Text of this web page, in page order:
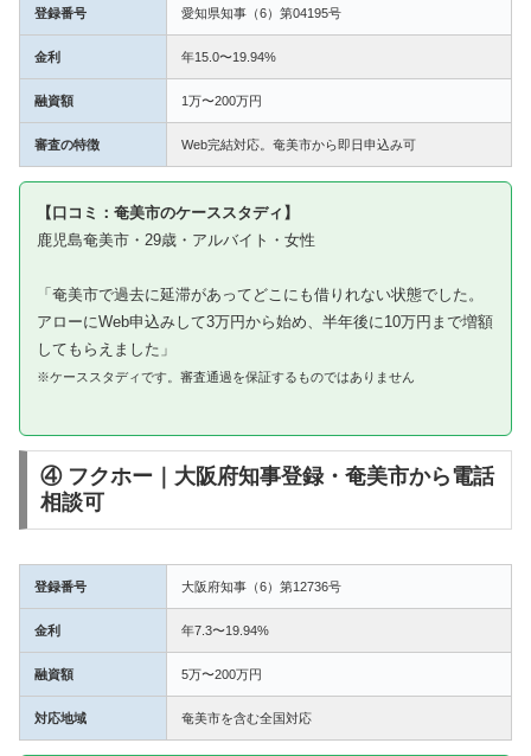
登録番号 愛知県知事（6）第04195号
金利 年15.0〜19.94%
融資額 1万〜200万円
審査の特徴 Web完結対応。奄美市から即日申込み可
【口コミ：奄美市のケーススタディ】
鹿児島奄美市・29歳・アルバイト・女性
「奄美市で過去に延滞があってどこにも借りれない状態でした。
アローにWeb申込みして3万円から始め、半年後に10万円まで増額
してもらえました」
※ケーススタディです。審査通過を保証するものではありません
④ フクホー｜大阪府知事登録・奄美市から電話
相談可
登録番号 大阪府知事（6）第12736号
金利 年7.3〜19.94%
融資額 5万〜200万円
対応地域 奄美市を含む全国対応